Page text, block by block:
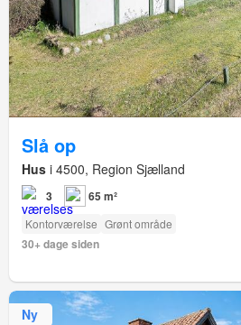
Slå op
Hus i 4500, Region Sjælland
3 65 m²
Kontorværelse Grønt område
30+ dage siden
Ny